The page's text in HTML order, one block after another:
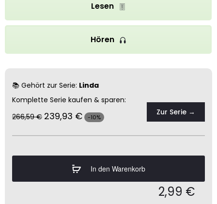
Lesen
Hören
📚 Gehört zur Serie: Linda
Komplette Serie kaufen & sparen:
266,59€ 239,93 € -10%
Zur Serie →
In den Warenkorb
2,99 €